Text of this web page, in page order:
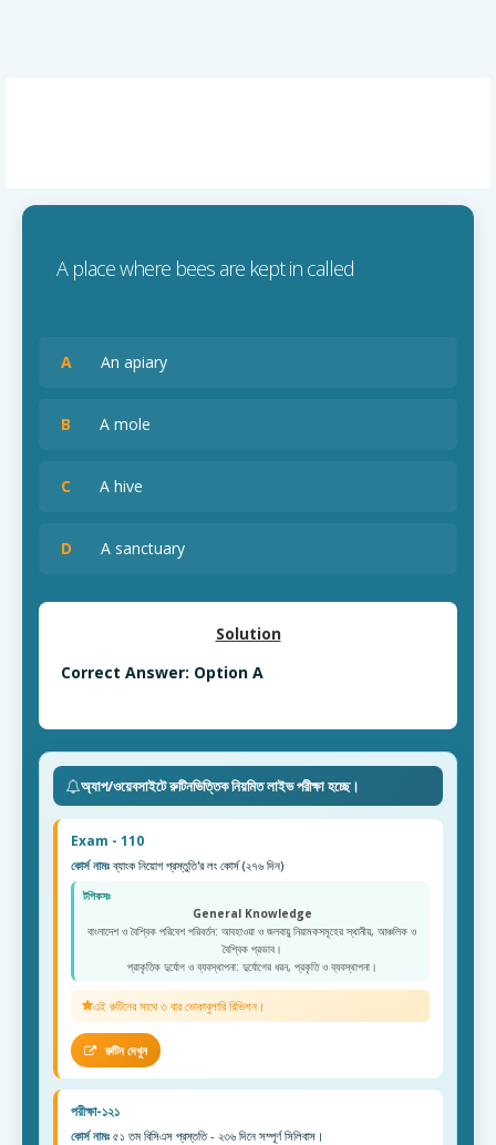
A place where bees are kept in called
A An apiary
B A mole
C A hive
D A sanctuary
Solution
Correct Answer: Option A
অ্যাপ/ওয়েবসাইটে রুটিনভিত্তিক নিয়মিত লাইভ পরীক্ষা হচ্ছে।
Exam - 110
কোর্স নামঃব্যাংক নিয়োগ প্রস্তুতি'র লং কোর্স (২৭৬ দিন)
টপিকসঃ
General Knowledge
বাংলাদেশ ও বৈশ্বিক পরিবেশ পরিবর্তন: আবহাওয়া ও জলবায়ু নিয়ামকসমূহের স্থানীয়, আঞ্চলিক ও
বৈশ্বিক প্রভাব।
প্রাকৃতিক দুর্যোগ ও ব্যবস্থাপনা: দুর্যোগের ধরন, প্রকৃতি ও ব্যবস্থাপনা।
এই রুটিনের সাথে ৩ বার ভোকাবুলারি রিভিশন।
রুটিন দেখুন
পরীক্ষা-১২১
কোর্স নামঃ ৫১ তম বিসিএস প্রস্ততি - ২৩৬ দিনে সম্পূর্ণ সিলিবাস।